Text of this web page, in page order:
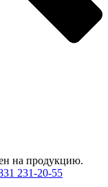
на продукцию.
231-20-55